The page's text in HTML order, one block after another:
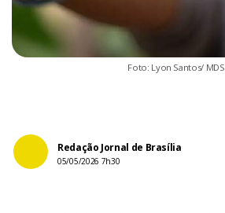
Foto: Lyon Santos/ MDS
Redação Jornal de Brasília
05/05/2026 7h30